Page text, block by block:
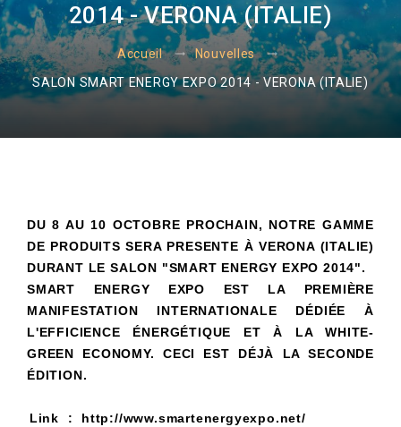
2014 - VERONA (ITALIE)
Accueil Nouvelles
SALON SMART ENERGY EXPO 2014 - VERONA (ITALIE)
DU 8 AU 10 OCTOBRE PROCHAIN, NOTRE GAMME
DE PRODUITS SERA PRESENTE À VERONA (ITALIE)
DURANT LE SALON "SMART ENERGY EXPO 2014".
SMART ENERGY EXPO EST LA PREMIÈRE
MANIFESTATION INTERNATIONALE DÉDIÉE À
L'EFFICIENCE ÉNERGÉTIQUE ET À LA WHITE-
GREEN ECONOMY. CECI EST DÉJÀ LA SECONDE
ÉDITION.
Link : http://www.smartenergyexpo.net/